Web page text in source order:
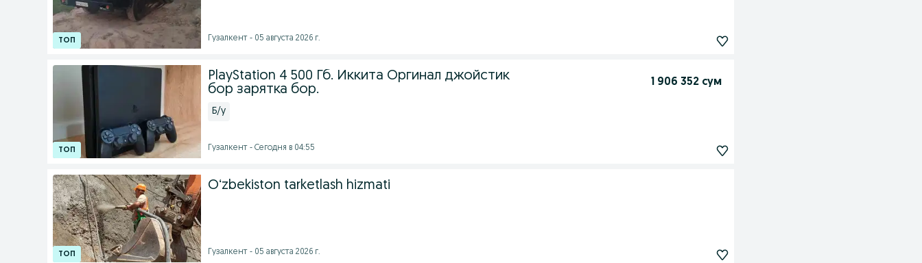
Гузалкент - 05 августа 2026 г.
PlayStation 4 500 Гб. Иккита Оргинал джойстик
бор зарятка бор.
1 906 352 сум
Б/у
Гузалкент - Сегодня в 04:55
Oʻzbekiston tarketlash hizmati
Гузалкент - 05 августа 2026 г.